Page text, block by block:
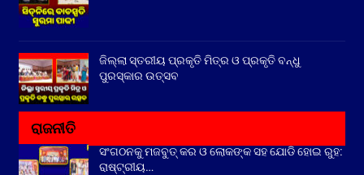
ଜିଲ୍ଲା ସ୍ତରୀୟ ପ୍ରକୃତି ମିତ୍ର ଓ ପ୍ରକୃତି ବନ୍ଧୁ
ପୁରସ୍କାର ଉତ୍ସବ
ରାଜନୀତି
ସଂଗଠନକୁ ମଜବୁତ୍ କର ଓ ଲୋକଙ୍କ ସହ ଯୋଡି ହୋଇ ରୁହ:
ରାଷ୍ଟ୍ରୀୟ…